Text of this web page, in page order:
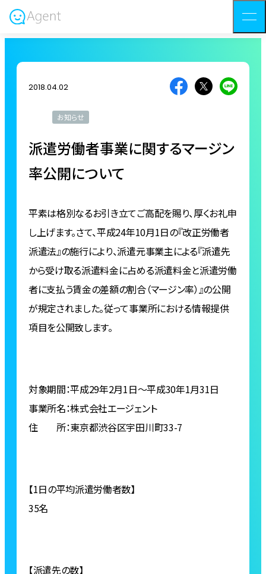
2018.04.02
お知らせ
派遣労働者事業に関するマージン
率公開について
平素は格別なるお引き立てご高配を賜り、厚くお礼申
し上げます。さて、平成24年10月1日の『改正労働者
派遣法』の施行により、派遣元事業主による『派遣先
から受け取る派遣料金に占める派遣料金と派遣労働
者に支払う賃金の差額の割合（マージン率）』の公開
が規定されました。従って事業所における情報提供
項目を公開致します。
対象期間：平成29年2月1日～平成30年1月31日
事業所名：株式会社エージェント
住 所：東京都渋谷区宇田川町33-7
【1日の平均派遣労働者数】
35名
【派遣先の数】